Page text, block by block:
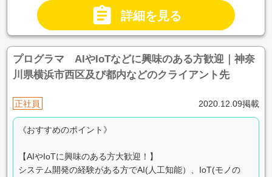
 詳細を見る
プログラマ AIやIoTなどに興味のある方歓迎｜神奈
川県横浜市西区及び都内などのクライアント先
正社員 2020.12.09掲載
《おすすめのポイント》
【AIやIoTに興味のある方大歓迎！】
システム開発の経験がある方でAI(人工知能）、IoT(モノの